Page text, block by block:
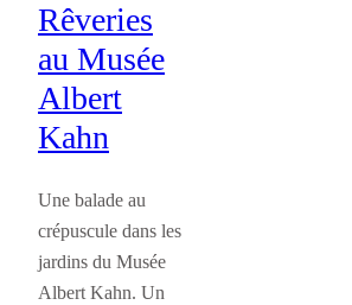
Rêveries
au Musée
Albert
Kahn
Une balade au
crépuscule dans les
jardins du Musée
Albert Kahn. Un